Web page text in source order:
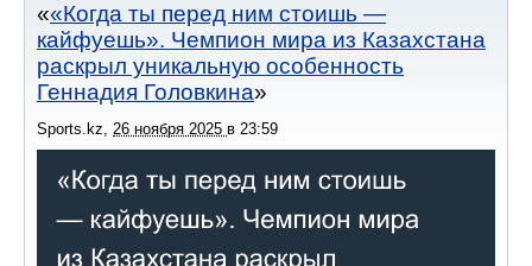
«Когда ты перед ним стоишь —
кайфуешь». Чемпион мира из Казахстана
раскрыл уникальную особенность
Геннадия Головкина
Sports.kz, 26 ноября 2025 в 23:59